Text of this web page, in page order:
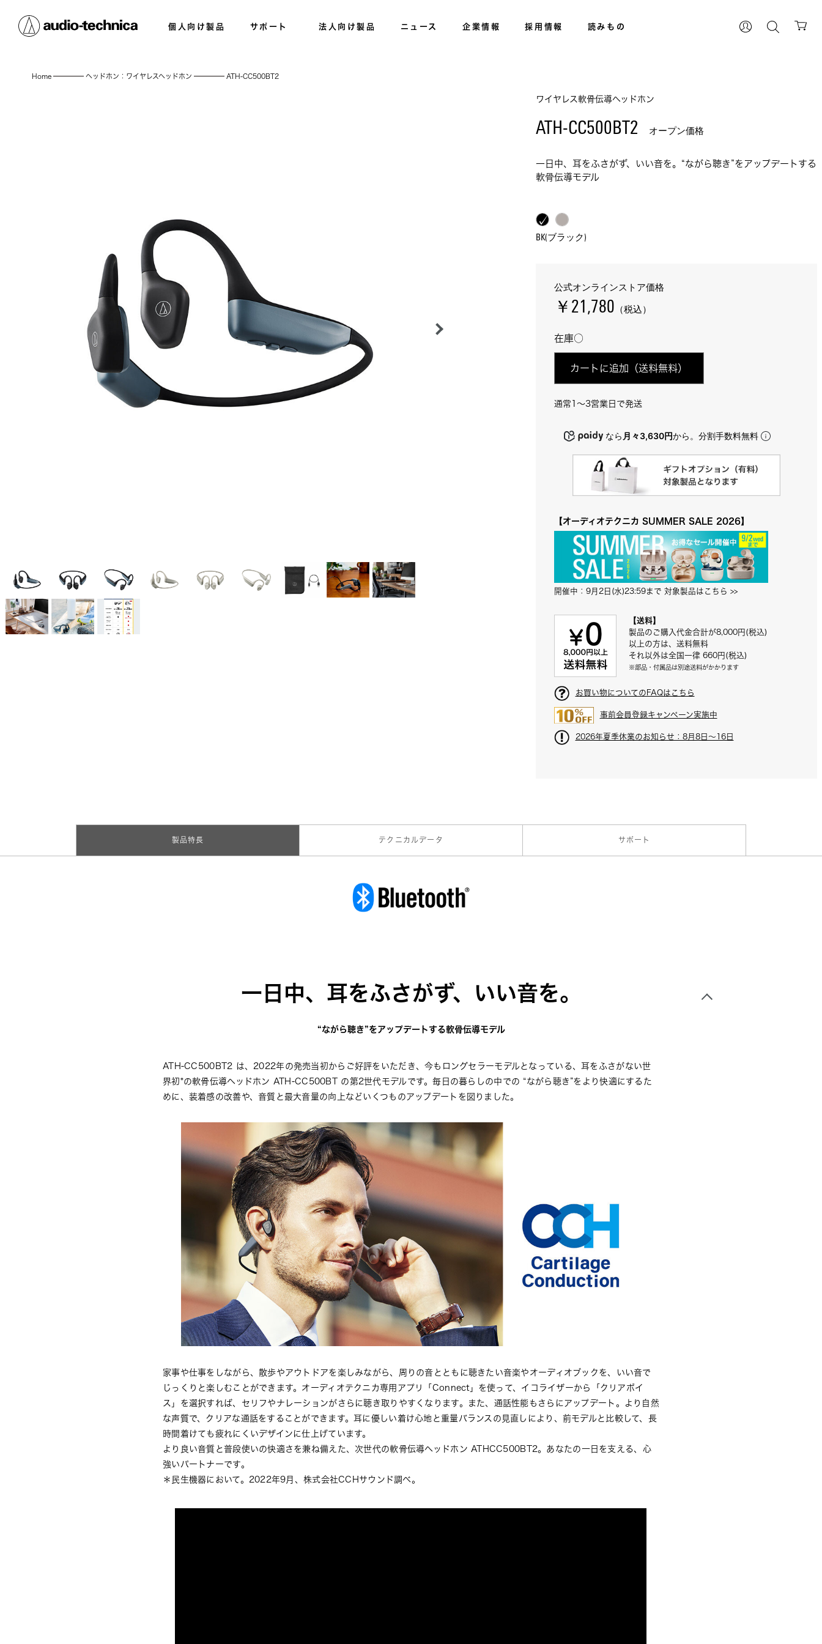
個人向け製品 サポート 法人向け製品 ニュース 企業情報 採用情報 読みもの
Home ヘッドホン：ワイヤレスヘッドホン ATH-CC500BT2
ワイヤレス軟骨伝導ヘッドホン
ATH-CC500BT2 オープン価格
一日中、耳をふさがず、いい音を。“ながら聴き”をアップデートする
軟骨伝導モデル
BK(ブラック)
公式オンラインストア価格
￥21,780 （税込）
在庫○
カートに追加 （送料無料）
通常1～3営業日で発送
なら 月々3,630円から。分割手数料無料
【オーディオテクニカ SUMMER SALE 2026】
開催中：9月2日(水)23:59まで 対象製品はこちら >>
【送料】
製品のご購入代金合計が8,000円(税込)
以上の方は、送料無料
それ以外は全国一律 660円(税込)
※部品・付属品は別途送料がかかります
お買い物についてのFAQはこちら
事前会員登録キャンペーン実施中
2026年夏季休業のお知らせ：8月8日～16日
製品特長 テクニカルデータ サポート
一日中、耳をふさがず、いい音を。
“ながら聴き”をアップデートする軟骨伝導モデル
ATH-CC500BT2 は、2022年の発売当初からご好評をいただき、今もロングセラーモデルとなっている、耳をふさがない世
界初*の軟骨伝導ヘッドホン ATH-CC500BT の第2世代モデルです。毎日の暮らしの中での “ながら聴き”をより快適にするた
めに、装着感の改善や、音質と最大音量の向上などいくつものアップデートを図りました。
家事や仕事をしながら、散歩やアウトドアを楽しみながら、周りの音とともに聴きたい音楽やオーディオブックを、いい音で
じっくりと楽しむことができます。オーディオテクニカ専用アプリ「Connect」を使って、イコライザーから「クリアボイ
ス」を選択すれば、セリフやナレーションがさらに聴き取りやすくなります。また、通話性能もさらにアップデート。より自然
な声質で、クリアな通話をすることができます。耳に優しい着け心地と重量バランスの見直しにより、前モデルと比較して、長
時間着けても疲れにくいデザインに仕上げています。
より良い音質と普段使いの快適さを兼ね備えた、次世代の軟骨伝導ヘッドホン ATHCC500BT2。あなたの一日を支える、心
強いパートナーです。
＊民生機器において。2022年9月、株式会社CCHサウンド調べ。